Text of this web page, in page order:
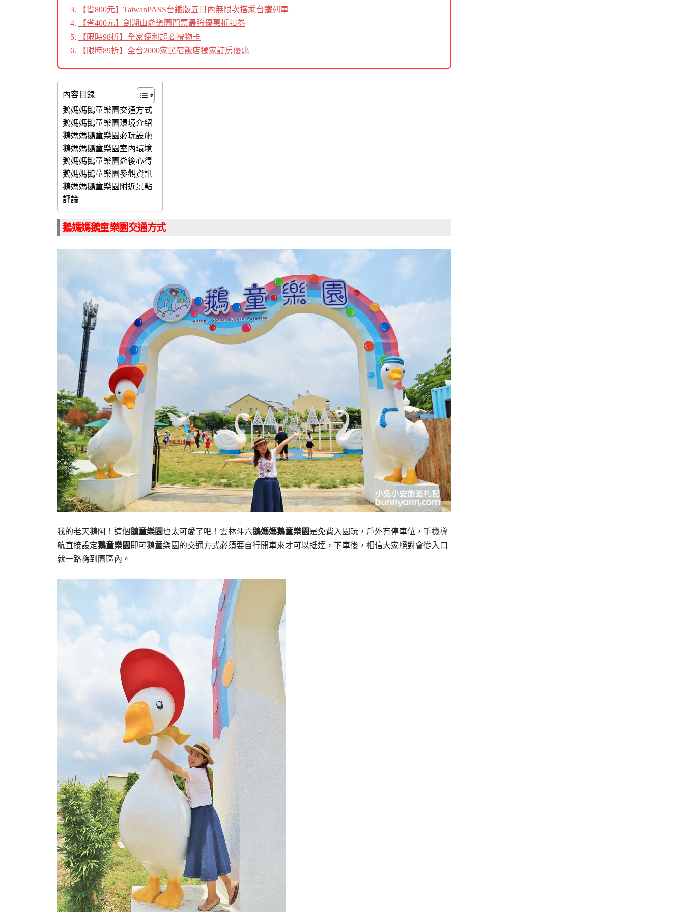
【省800元】TaiwanPASS台鐵版五日內無限次搭乘台鐵列車
【省400元】劍湖山遊樂園門票最強優惠折扣劵
【限時98折】全家便利超商禮物卡
【限時89折】全台2000家民宿飯店獨家訂房優惠
內容目錄
鵝媽媽鵝童樂園交通方式
鵝媽媽鵝童樂園環境介紹
鵝媽媽鵝童樂園必玩設施
鵝媽媽鵝童樂園室內環境
鵝媽媽鵝童樂園遊後心得
鵝媽媽鵝童樂園參觀資訊
鵝媽媽鵝童樂園附近景點
評論
鵝媽媽鵝童樂園交通方式
我的老天鵝阿！這個鵝童樂園也太可愛了吧！雲林斗六鵝媽媽鵝童樂園是免費入園玩，戶外有停車位，手機導
航直接設定鵝童樂園 即可鵝童樂園的交通方式必須要自行開車來才可以抵達，下車後，相信大家絕對會從入口
就一路嗨到園區內。